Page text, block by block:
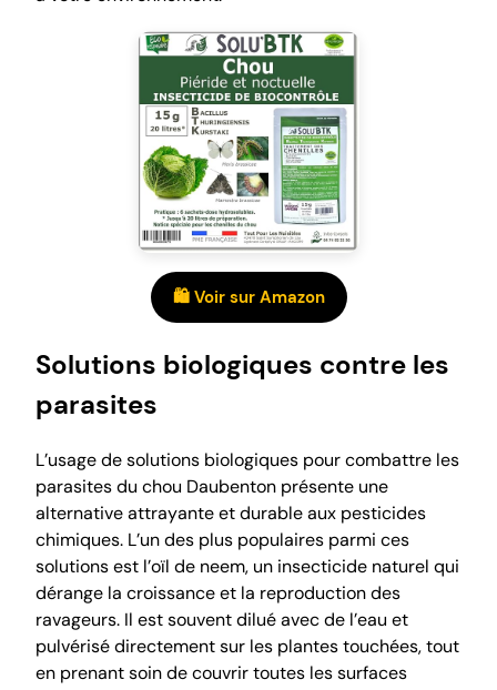
🛍️ Voir sur Amazon
Solutions biologiques contre les
parasites
L’usage de solutions biologiques pour combattre les
parasites du chou Daubenton présente une
alternative attrayante et durable aux pesticides
chimiques. L’un des plus populaires parmi ces
solutions est l’oïl de neem, un insecticide naturel qui
dérange la croissance et la reproduction des
ravageurs. Il est souvent dilué avec de l’eau et
pulvérisé directement sur les plantes touchées, tout
en prenant soin de couvrir toutes les surfaces